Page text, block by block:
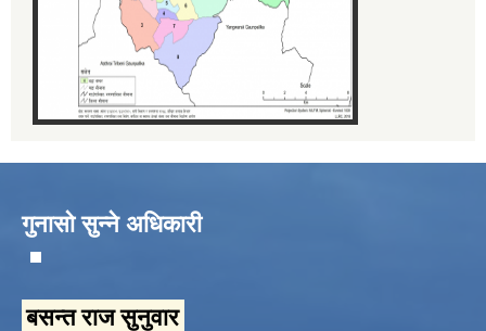
गुनासो सुन्ने अधिकारी
बसन्त राज सुनुवार